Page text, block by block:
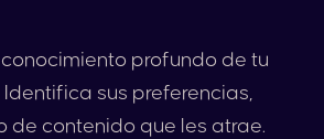
profundo de tu
sus preferencias,
de contenido que les atrae.